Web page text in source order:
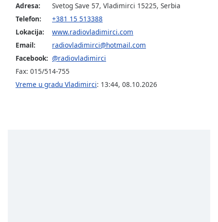
subtitles
settings
dialog
subtitles
off,
selected
Track
Adresa:
Svetog Save 57, Vladimirci 15225, Serbia
Telefon:
+381 15 513388
Lokacija:
www.radiovladimirci.com
Email:
radiovladimirci@hotmail.com
Facebook: @radiovladimirci
Fax: 015/514-755
Vreme u gradu Vladimirci: 13:44, 08.10.2026